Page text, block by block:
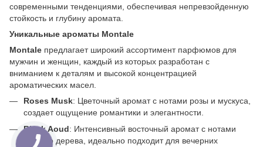
современными тенденциями, обеспечивая непревзойденную
стойкость и глубину аромата.
Уникальные ароматы Montale
Montale предлагает широкий ассортимент парфюмов для
мужчин и женщин, каждый из которых разработан с
вниманием к деталям и высокой концентрацией
ароматических масел.
Roses Musk: Цветочный аромат с нотами розы и мускуса,
создает ощущение романтики и элегантности.
Black Aoud: Интенсивный восточный аромат с нотами
удового дерева, идеально подходит для вечерних